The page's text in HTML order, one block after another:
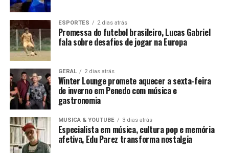
ESPORTES 2 dias atrás
Promessa do futebol brasileiro, Lucas Gabriel
fala sobre desafios de jogar na Europa
GERAL 2 dias atrás
Winter Lounge promete aquecer a sexta-feira
de inverno em Penedo com música e
gastronomia
MUSICA & YOUTUBE 3 dias atrás
Especialista em música, cultura pop e memória
afetiva, Edu Parez transforma nostalgia